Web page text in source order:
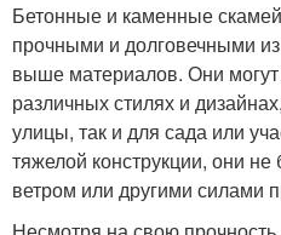
Бетонные и каменные
прочными и долговечными
выше материалов. Они
различных стилях и
улицы, так и для сада или
тяжелой конструкции, они
ветром или другими силами